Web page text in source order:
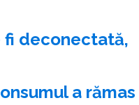
fi deconectată,
a rămas